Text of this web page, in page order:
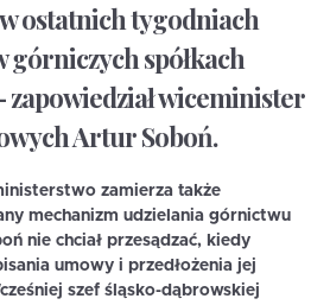
ostatnich tygodniach
górniczych spółkach
zapowiedział wiceminister
Artur Soboń.
zamierza także
mechanizm udzielania górnictwu
nie chciał przesądzać, kiedy
umowy i przedłożenia jej
szef śląsko-dąbrowskiej